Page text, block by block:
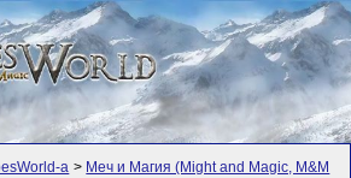
а > Меч и Магия (Might and Magic, M&M